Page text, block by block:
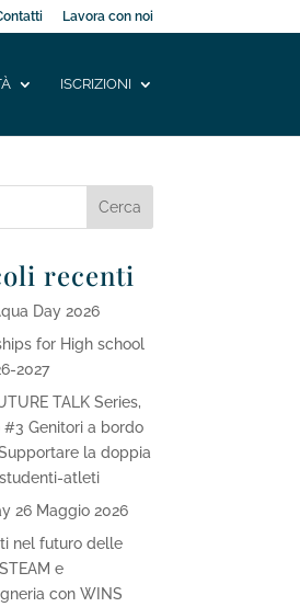
Lavora con noi
ISCRIZIONI
recenti
Day 2026
for High school
2027
TALK Series,
#3 Genitori a bordo
la doppia
atleti
26 Maggio 2026
nel futuro delle
e
con WINS